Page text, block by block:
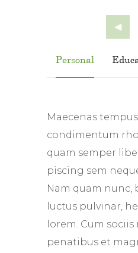
Personal
Maecenas
condimentum
quam semper
piscing sem
Nam quam nunc,
luctus pulvinar,
lorem. Cum
penatibus et